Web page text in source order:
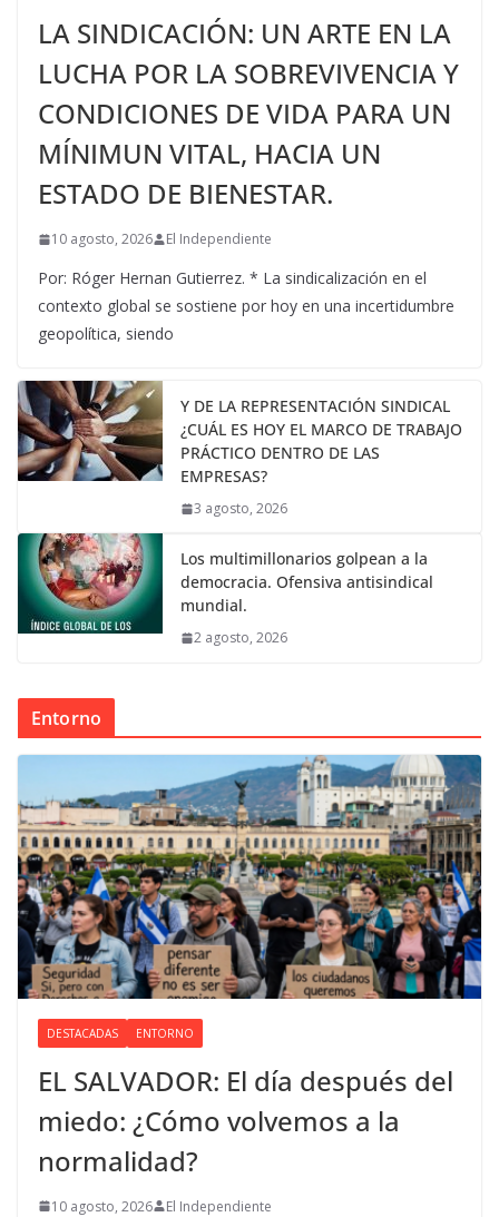
LA SINDICACIÓN: UN ARTE EN LA
LUCHA POR LA SOBREVIVENCIA Y
CONDICIONES DE VIDA PARA UN
MÍNIMUN VITAL, HACIA UN
ESTADO DE BIENESTAR.
10 agosto, 2026 El Independiente
Por: Róger Hernan Gutierrez. * La sindicalización en el
contexto global se sostiene por hoy en una incertidumbre
geopolítica, siendo
Y DE LA REPRESENTACIÓN SINDICAL
¿CUÁL ES HOY EL MARCO DE TRABAJO
PRÁCTICO DENTRO DE LAS
EMPRESAS?
3 agosto, 2026
Los multimillonarios golpean a la
democracia. Ofensiva antisindical
mundial.
2 agosto, 2026
Entorno
DESTACADAS ENTORNO
EL SALVADOR: El día después del
miedo: ¿Cómo volvemos a la
normalidad?
10 agosto, 2026 El Independiente